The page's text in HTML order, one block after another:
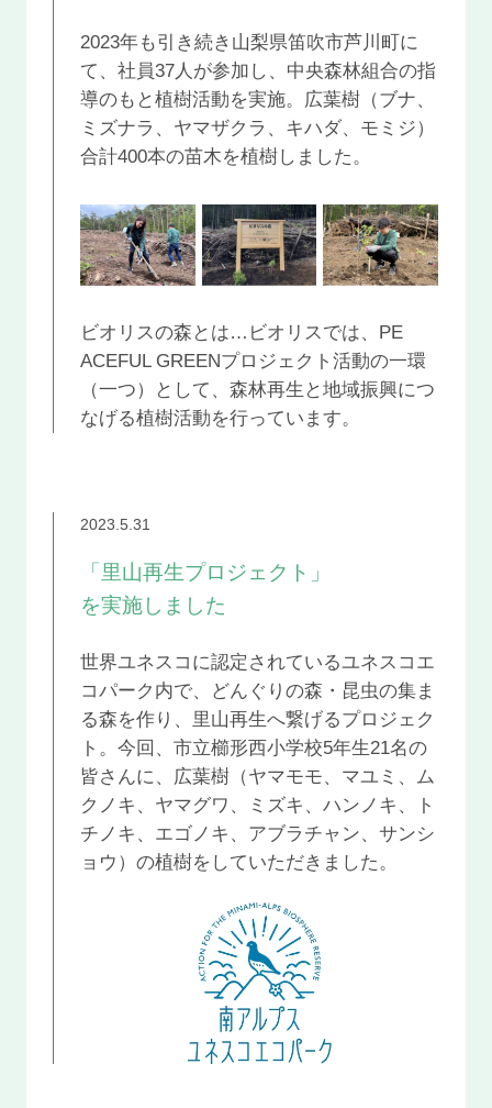
2023年も引き続き山梨県笛吹市芦川町に
て、社員37人が参加し、中央森林組合の指
導のもと植樹活動を実施。広葉樹（ブナ、
ミズナラ、ヤマザクラ、キハダ、モミジ）
合計400本の苗木を植樹しました。
ビオリスの森とは…ビオリスでは、PE
ACEFUL GREENプロジェクト活動の一環
（一つ）として、森林再生と地域振興につ
なげる植樹活動を行っています。
2023.5.31
「里山再生プロジェクト」
を実施しました
世界ユネスコに認定されているユネスコエ
コパーク内で、どんぐりの森・昆虫の集ま
る森を作り、里山再生へ繋げるプロジェク
ト。今回、市立櫛形西小学校5年生21名の
皆さんに、広葉樹（ヤマモモ、マユミ、ム
クノキ、ヤマグワ、ミズキ、ハンノキ、ト
チノキ、エゴノキ、アブラチャン、サンシ
ョウ）の植樹をしていただきました。